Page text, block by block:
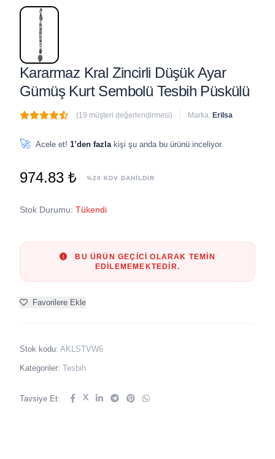
Kararmaz Kral Zincirli Düşük Ayar
Gümüş Kurt Sembolü Tesbih Püskülü
(19 müşteri değerlendirmesi) Marka: Erilsa
🚀 Acele et! 1’den fazla kişi şu anda bu ürünü inceliyor.
974.83 ₺ %20 KDV DAHİLDİR
Stok Durumu: Tükendi
BU ÜRÜN GEÇICI OLARAK TEMIN
EDILEMEMEKTEDIR.
Favorilere Ekle
Stok kodu: AKLSTVW6
Kategoriler: Tesbih
Tavsiye Et: X